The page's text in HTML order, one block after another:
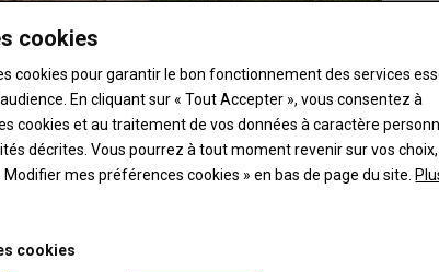
au concours le 8 novembre à La Châtre
soignent 100 mères charolaises, au sein d’un
(IA) depuis l’installation de Stéphane en 2001
cookies
cookies pour garantir le bon fonctionnement des services
En cliquant sur « Tout Accepter », vous consentez à
cookies et au traitement de vos données à caractère
décrites. Vous pourrez à tout moment revenir sur vos
Modifier mes préférences cookies » en bas de page du site.
cookies